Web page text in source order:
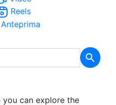
Reels
Anteprima
can explore the